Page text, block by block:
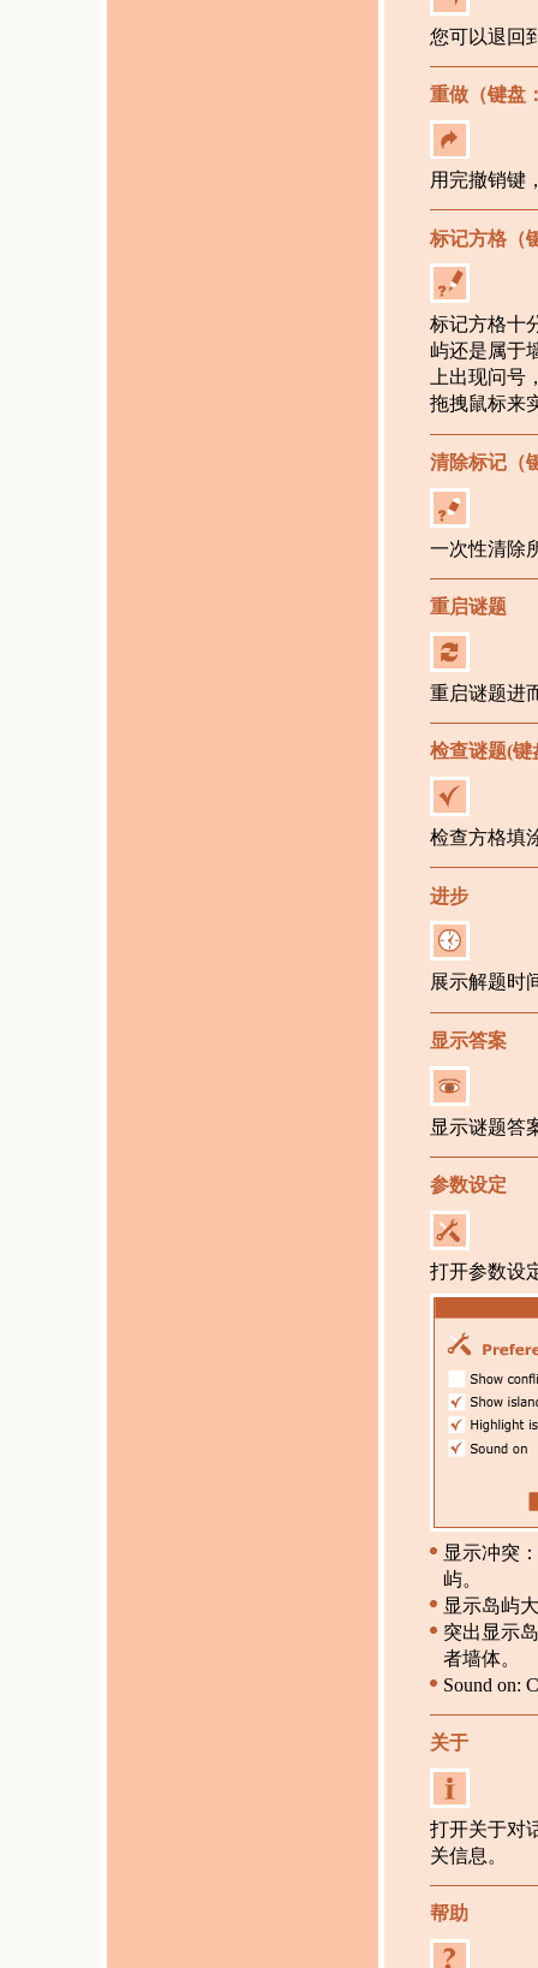
您可以退回
重做（键盘
用完撤销键
标记方格（
标记方格十
屿还是属于
上出现问号
拖拽鼠标来
清除标记（
一次性清除
重启谜题
重启谜题进
检查谜题(键
检查方格填
进步
展示解题时
显示答案
显示谜题答
参数设定
打开参数设
显示冲突
屿。
显示岛屿
突出显示
者墙体。
Sound on:
关于
打开关于对
关信息。
帮助